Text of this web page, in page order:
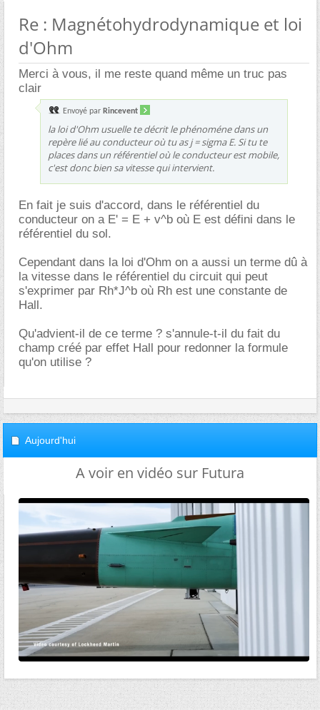
Re : Magnétohydrodynamique et loi
d'Ohm
Merci à vous, il me reste quand même un truc pas
clair
Envoyé par Rincevent
la loi d'Ohm usuelle te décrit le phénoméne dans un
repère lié au conducteur où tu as j = sigma E. Si tu te
places dans un référentiel où le conducteur est mobile,
c'est donc bien sa vitesse qui intervient.
En fait je suis d'accord, dans le référentiel du
conducteur on a E' = E + v^b où E est défini dans le
référentiel du sol.
Cependant dans la loi d'Ohm on a aussi un terme dû à
la vitesse dans le référentiel du circuit qui peut
s'exprimer par Rh*J^b où Rh est une constante de
Hall.
Qu'advient-il de ce terme ? s'annule-t-il du fait du
champ créé par effet Hall pour redonner la formule
qu'on utilise ?
Aujourd'hui
A voir en vidéo sur Futura